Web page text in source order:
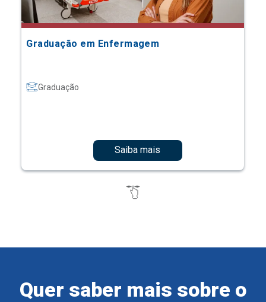
Graduação em Enfermagem
Graduação
Saiba mais
Quer saber mais sobre o